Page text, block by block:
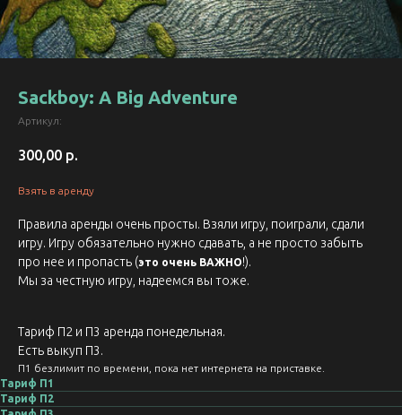
Sackboy: A Big Adventure
Артикул:
300,00 р.
Взять в аренду
Правила аренды очень просты. Взяли игру, поиграли, сдали
игру. Игру обязательно нужно сдавать, а не просто забыть
про нее и пропасть (это очень ВАЖНО!).
Мы за честную игру, надеемся вы тоже.
Тариф П2 и П3 аренда понедельная.
Есть выкуп П3.
П1 безлимит по времени, пока нет интернета на приставке.
Тариф П1
Тариф П2